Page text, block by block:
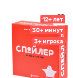
12+ лет
30+ минут
3+ игрока